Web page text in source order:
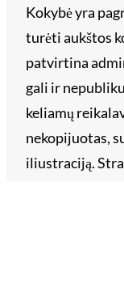
Kokybė yra
turėti aukštos
patvirtina
gali ir
keliamų
nekopijuotas,
iliustraciją.